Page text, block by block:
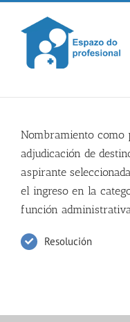
Skip
content
Nombramiento
adjudicación de
aspirante
el ingreso en la
función
Resolución